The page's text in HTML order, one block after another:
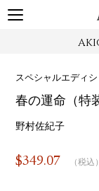
スペシャルエディ
春の運命（特
野村佐紀子
$349.07 （税込）
TOP